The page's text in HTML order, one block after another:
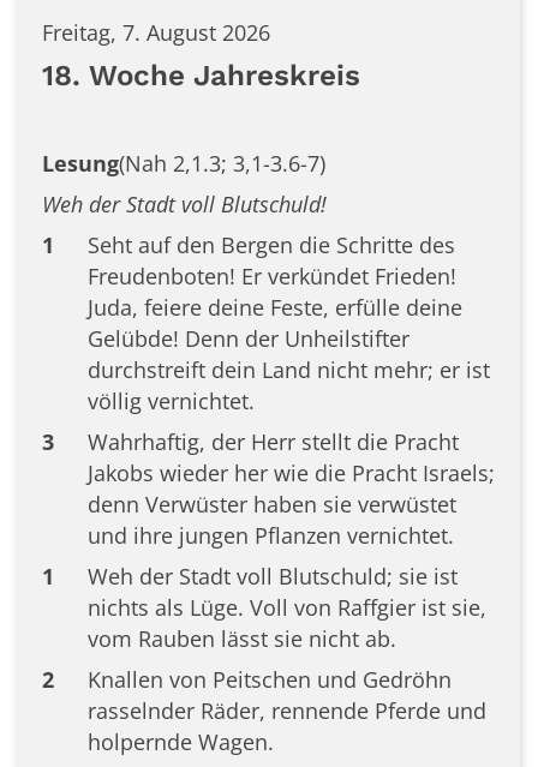
Freitag, 7. August 2026
18. Woche Jahreskreis
Lesung(Nah 2,1.3; 3,1-3.6-7)
Weh der Stadt voll Blutschuld!
1
Seht auf den Bergen die Schritte des
Freudenboten! Er verkündet Frieden!
Juda, feiere deine Feste, erfülle deine
Gelübde! Denn der Unheilstifter
durchstreift dein Land nicht mehr; er ist
völlig vernichtet.
3
Wahrhaftig, der Herr stellt die Pracht
Jakobs wieder her wie die Pracht Israels;
denn Verwüster haben sie verwüstet
und ihre jungen Pflanzen vernichtet.
1
Weh der Stadt voll Blutschuld; sie ist
nichts als Lüge. Voll von Raffgier ist sie,
vom Rauben lässt sie nicht ab.
2
Knallen von Peitschen und Gedröhn
rasselnder Räder, rennende Pferde und
holpernde Wagen.